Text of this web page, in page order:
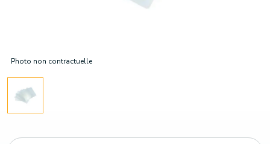
Photo non contractuelle